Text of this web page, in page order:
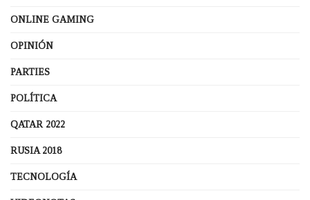
ONLINE GAMING
OPINIÓN
PARTIES
POLÍTICA
QATAR 2022
RUSIA 2018
TECNOLOGÍA